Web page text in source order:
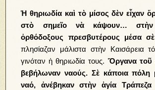
Ἡ θηριωδία καὶ τὸ μίσος δὲν εἶχαν
στὸ σημεῖο νὰ κάψουν… στὴν
ὀρθόδοξους πρεσβυτέρους μέσα
πλησίαζαν μάλιστα στὴν Καισάρεια
γινόταν ἡ θηριωδία τους. Ὄργανα τοῦ
βεβήλωναν ναούς. Σὲ κάποια πόλη
ναό, ἀνέβηκαν στὴν ἁγία Τράπεζα